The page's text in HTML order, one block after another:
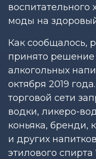
моды на
Как сообщалось,
принято
алкогольных
октября 2019
торговой сети
водки, ликеро-
коньяка, бренди,
и других
этилового